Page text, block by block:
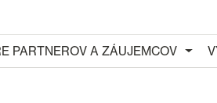
PARTNEROV A ZÁUJEMCOV